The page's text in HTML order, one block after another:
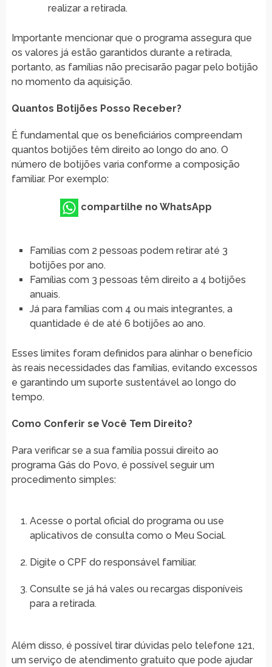
realizar a retirada.
Importante mencionar que o programa assegura que
os valores já estão garantidos durante a retirada,
portanto, as famílias não precisarão pagar pelo botijão
no momento da aquisição.
Quantos Botijões Posso Receber?
É fundamental que os beneficiários compreendam
quantos botijões têm direito ao longo do ano. O
número de botijões varia conforme a composição
familiar. Por exemplo:
compartilhe no WhatsApp
Famílias com 2 pessoas podem retirar até 3
botijões por ano.
Famílias com 3 pessoas têm direito a 4 botijões
anuais.
Já para famílias com 4 ou mais integrantes, a
quantidade é de até 6 botijões ao ano.
Esses limites foram definidos para alinhar o benefício
às reais necessidades das famílias, evitando excessos
e garantindo um suporte sustentável ao longo do
tempo.
Como Conferir se Você Tem Direito?
Para verificar se a sua família possui direito ao
programa Gás do Povo, é possível seguir um
procedimento simples:
Acesse o portal oficial do programa ou use
aplicativos de consulta como o Meu Social.
Digite o CPF do responsável familiar.
Consulte se já há vales ou recargas disponíveis
para a retirada.
Além disso, é possível tirar dúvidas pelo telefone 121,
um serviço de atendimento gratuito que pode ajudar